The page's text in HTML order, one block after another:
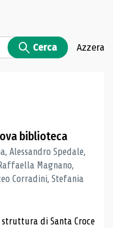
Cerca Azzera
biblioteca
Alessandro Spedale,
Magnano,
Corradini, Stefania
di Santa Croce